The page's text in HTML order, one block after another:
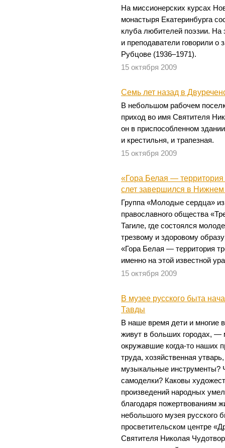
На миссионерских курсах
монастыря Екатеринбурга
клуба любителей поэзии. На
и преподаватели говорили о
Рубцове (1936–1971).
15 октября 2009
Семь лет назад в
В небольшом рабочем
приход во имя Святителя
он в приспособленном
и крестильня, и трапезная.
15 октября 2009
«Гора Белая — территория
слет завершился в Нижнем
Группа «Молодые сердца» из
православного общества
Тагиле, где состоялся
трезвому и здоровому
«Гора Белая — территория
именно на этой известной
15 октября 2009
В музее русского быта
Тавды
В наше время дети и многие
живут в больших городах, —
окружавшие когда-то наших
труда, хозяйственная
музыкальные инструменты?
самоделки? Каковы
произведений народных
благодаря пожертвованиям
небольшого музея русского
просветительском центре
Святителя Николая